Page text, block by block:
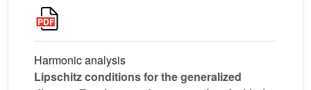
Harmonic analysis
Lipschitz conditions for the generalized